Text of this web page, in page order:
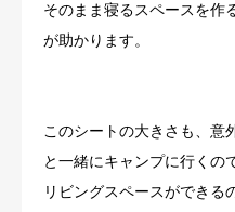
そのまま寝るスペースを作
が助かります。
このシートの大きさも、意
と一緒にキャンプに行くの
リビングスペースができる